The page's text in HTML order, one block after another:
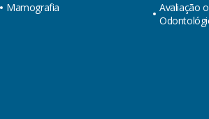
Mamografia
Avaliação